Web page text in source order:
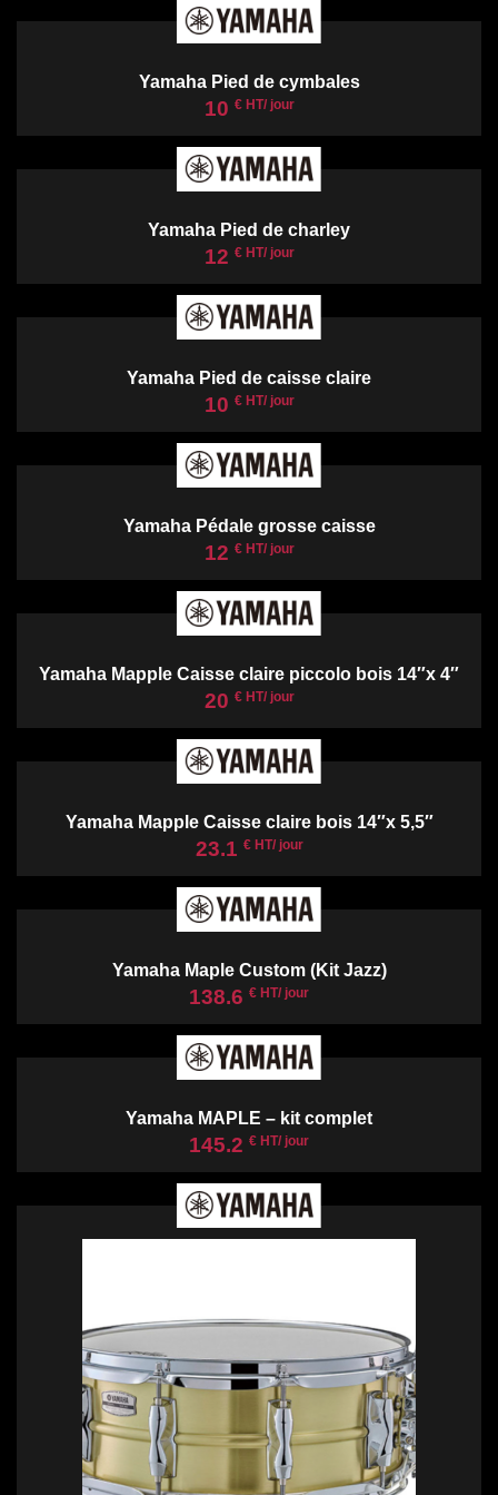
Yamaha Pied de cymbales
10 € HT/ jour
Yamaha Pied de charley
12 € HT/ jour
Yamaha Pied de caisse claire
10 € HT/ jour
Yamaha Pédale grosse caisse
12 € HT/ jour
Yamaha Mapple Caisse claire piccolo bois 14″x 4″
20 € HT/ jour
Yamaha Mapple Caisse claire bois 14″x 5,5″
23.1 € HT/ jour
Yamaha Maple Custom (Kit Jazz)
138.6 € HT/ jour
Yamaha MAPLE – kit complet
145.2 € HT/ jour